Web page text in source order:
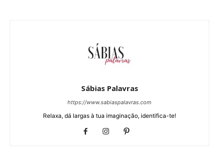
Sábias Palavras
https://www.sabiaspalavras.com
Relaxa, dá largas à tua imaginação, identifica-te!